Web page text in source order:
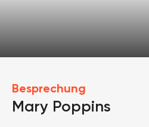
Besprechung
Mary Poppins